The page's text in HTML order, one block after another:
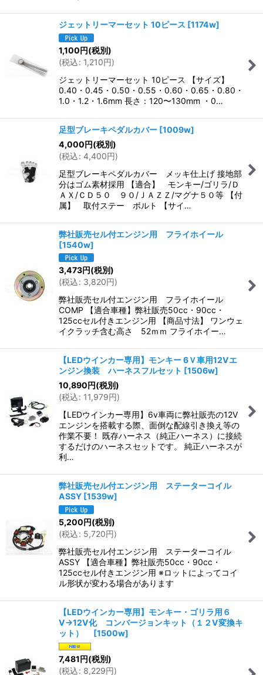
ジェットリーマーセット 10ピース [1174w]
1,100円(税別)
(税込: 1,210円)
ジェットリーマーセット 10ピース 【サイズ】
0.40・0.45・0.50・0.55・0.60・0.65・0.80・
1.0・1.2・1.6mm 長さ：120〜130mm ・0…
足型ブレーキペダルカバー [1009w]
4,000円(税別)
(税込: 4,400円)
足型ブレーキペダルカバー メッキ仕上げ 接地部
分はゴム素材採用 【適合】 モンキー/ゴリラ/Ｄ
ＡＸ/ＣＤ５０ ９０/ＪＡＺＺ/マグナ５０等 【付
属】 取付ステー ボルト 【サイ…
弊社販売セル付エンジン用 フライホイール
[1540w]
3,473円(税別)
(税込: 3,820円)
弊社販売セル付エンジン用 フライホイール
COMP 【適合車種】弊社販売50cc・90cc・
125ccセル付きエンジン用 【商品寸法】 ワンウェ
イクラッチ含む高さ 52ｍｍ フライホイー…
【LEDウインカー専用】モンキー 6Ｖ車用12Vエ
ンジン換装 ハーネスフルセット [1506w]
10,890円(税別)
(税込: 11,979円)
【LEDウインカー専用】6v車両に弊社販売の12V
エンジンを搭載する際、面倒な配線引き換え等の
作業不要！ 既存ハーネス（純正ハーネス）に接続
するだけのハーネスセットです。 純正ハーネスが
利…
弊社販売セル付エンジン用 ステーターコイル
ASSY [1539w]
5,200円(税別)
(税込: 5,720円)
弊社販売セル付エンジン用 ステーターコイル
ASSY 【適合車種】弊社販売50cc・90cc・
125ccセル付きエンジン用 ※ロットによってコイ
ル形状が変わる場合があります
【LEDウインカー専用】モンキー・ゴリラ用６
V→12V化 コンバージョンキット（１２V変換キ
ット）
[1500w]
7,481円(税別)
(税込: 8,229円)